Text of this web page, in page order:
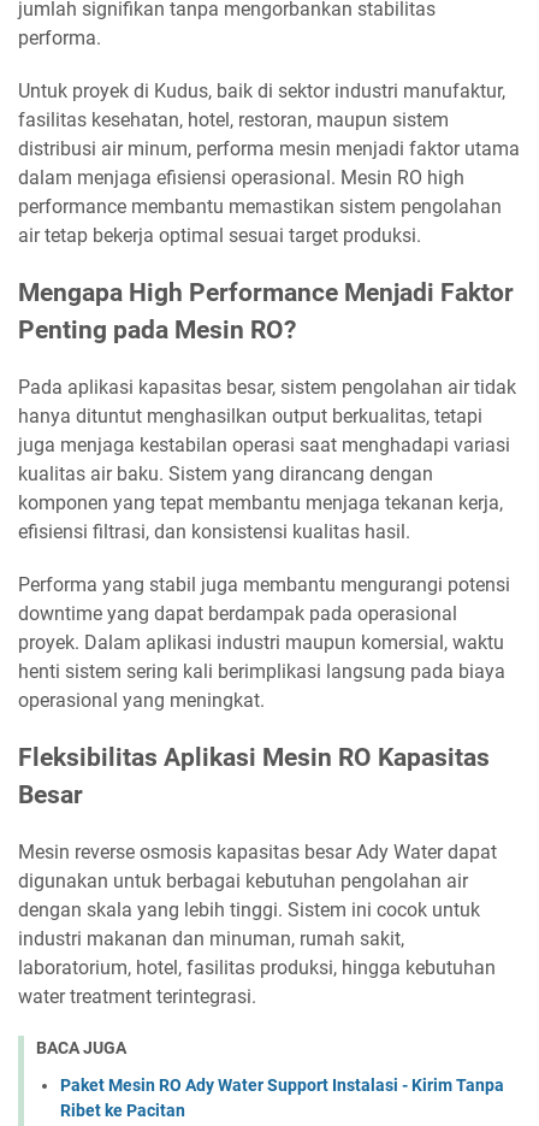
jumlah signifikan tanpa mengorbankan stabilitas
performa.
Untuk proyek di Kudus, baik di sektor industri manufaktur,
fasilitas kesehatan, hotel, restoran, maupun sistem
distribusi air minum, performa mesin menjadi faktor utama
dalam menjaga efisiensi operasional. Mesin RO high
performance membantu memastikan sistem pengolahan
air tetap bekerja optimal sesuai target produksi.
Mengapa High Performance Menjadi Faktor
Penting pada Mesin RO?
Pada aplikasi kapasitas besar, sistem pengolahan air tidak
hanya dituntut menghasilkan output berkualitas, tetapi
juga menjaga kestabilan operasi saat menghadapi variasi
kualitas air baku. Sistem yang dirancang dengan
komponen yang tepat membantu menjaga tekanan kerja,
efisiensi filtrasi, dan konsistensi kualitas hasil.
Performa yang stabil juga membantu mengurangi potensi
downtime yang dapat berdampak pada operasional
proyek. Dalam aplikasi industri maupun komersial, waktu
henti sistem sering kali berimplikasi langsung pada biaya
operasional yang meningkat.
Fleksibilitas Aplikasi Mesin RO Kapasitas
Besar
Mesin reverse osmosis kapasitas besar Ady Water dapat
digunakan untuk berbagai kebutuhan pengolahan air
dengan skala yang lebih tinggi. Sistem ini cocok untuk
industri makanan dan minuman, rumah sakit,
laboratorium, hotel, fasilitas produksi, hingga kebutuhan
water treatment terintegrasi.
BACA JUGA
Paket Mesin RO Ady Water Support Instalasi - Kirim Tanpa
Ribet ke Pacitan